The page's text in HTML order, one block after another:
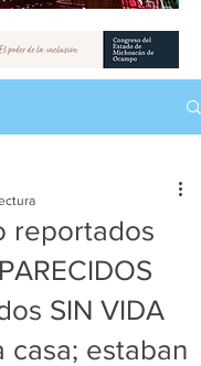
reportados
SIN VIDA
casa; estaban